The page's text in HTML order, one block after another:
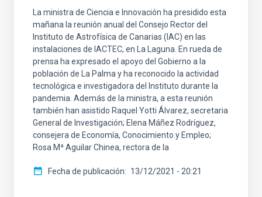
La ministra de Ciencia e Innovación ha presidido esta
mañana la reunión anual del Consejo Rector del
Instituto de Astrofísica de Canarias (IAC) en las
instalaciones de IACTEC, en La Laguna. En rueda de
prensa ha expresado el apoyo del Gobierno a la
población de La Palma y ha reconocido la actividad
tecnológica e investigadora del Instituto durante la
pandemia. Además de la ministra, a esta reunión
también han asistido Raquel Yotti Álvarez, secretaria
General de Investigación; Elena Máñez Rodríguez,
consejera de Economía, Conocimiento y Empleo;
Rosa Mª Aguilar Chinea, rectora de la
Fecha de publicación 13/12/2021 - 20:21